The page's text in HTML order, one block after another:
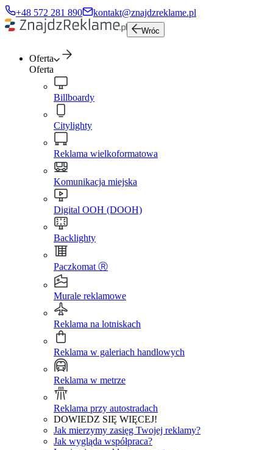
+48 572 281 890 kontakt@znajdzreklame.pl
Wróc
Oferta
Oferta
Billboardy
Citylighty
Reklama wielkoformatowa
Komunikacja miejska
Digital OOH (DOOH)
Backlighty
Paczkomat Ⓡ
Murale reklamowe
Reklama na lotniskach
Reklama w galeriach handlowych
Reklama w metrze
Reklama przy autostradach
DOWIEDZ SIĘ WIĘCEJ!
Jak mierzymy zasięg Twojej reklamy?
Jak wygląda współpraca?